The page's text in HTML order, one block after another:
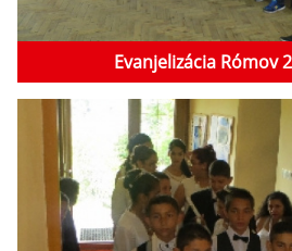
Evanjelizácia Rómov